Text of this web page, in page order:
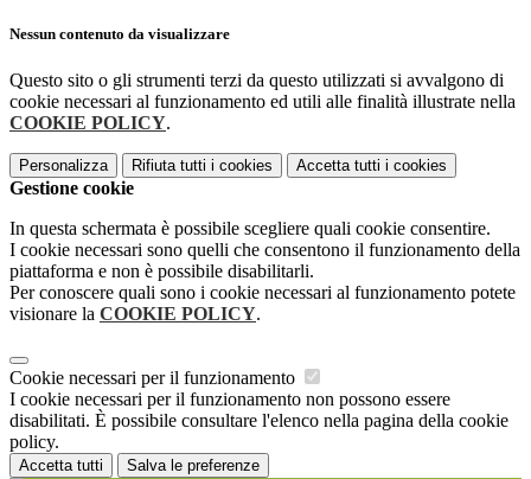
Nessun contenuto da visualizzare
Questo sito o gli strumenti terzi da questo utilizzati si avvalgono di
cookie necessari al funzionamento ed utili alle finalità illustrate nella
COOKIE POLICY.
Personalizza Rifiuta tutti i cookies Accetta tutti i cookies
Gestione cookie
In questa schermata è possibile scegliere quali cookie consentire.
I cookie necessari sono quelli che consentono il funzionamento della
piattaforma e non è possibile disabilitarli.
Per conoscere quali sono i cookie necessari al funzionamento potete
visionare la COOKIE POLICY.
Cookie necessari per il funzionamento
I cookie necessari per il funzionamento non possono essere
disabilitati. È possibile consultare l'elenco nella pagina della cookie
policy.
Accetta tutti Salva le preferenze